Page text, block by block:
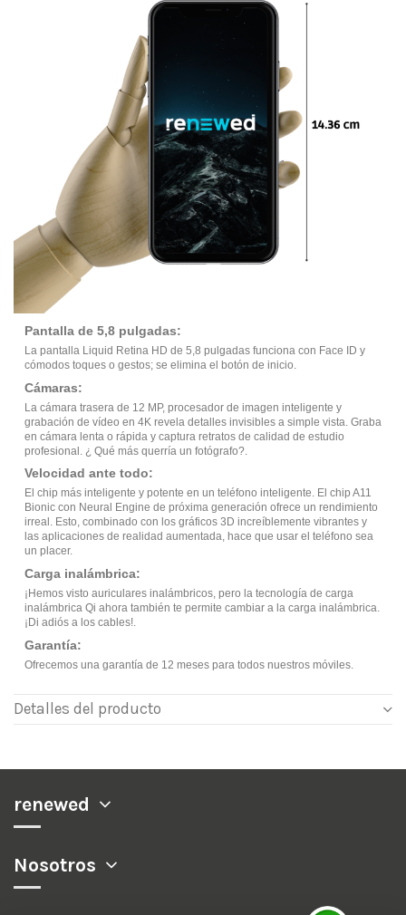
Pantalla de 5,8 pulgadas:
La pantalla Liquid Retina HD de 5,8 pulgadas funciona con Face ID y
cómodos toques o gestos; se elimina el botón de inicio.
Cámaras:
La cámara trasera de 12 MP, procesador de imagen inteligente y
grabación de vídeo en 4K revela detalles invisibles a simple vista. Graba
en cámara lenta o rápida y captura retratos de calidad de estudio
profesional. ¿ Qué más querría un fotógrafo?.
Velocidad ante todo:
El chip más inteligente y potente en un teléfono inteligente. El chip A11
Bionic con Neural Engine de próxima generación ofrece un rendimiento
irreal. Esto, combinado con los gráficos 3D increíblemente vibrantes y
las aplicaciones de realidad aumentada, hace que usar el teléfono sea
un placer.
Carga inalámbrica:
¡Hemos visto auriculares inalámbricos, pero la tecnología de carga
inalámbrica Qi ahora también te permite cambiar a la carga inalámbrica.
¡Di adiós a los cables!.
Garantía:
Ofrecemos una garantía de 12 meses para todos nuestros móviles.
Detalles del producto
renewed
Nosotros